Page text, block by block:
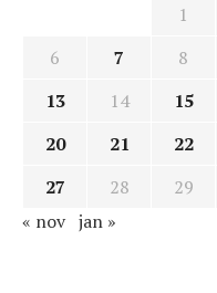
1
6
7 8
13
14 15
20
21 22
27
28 29
« nov jan »